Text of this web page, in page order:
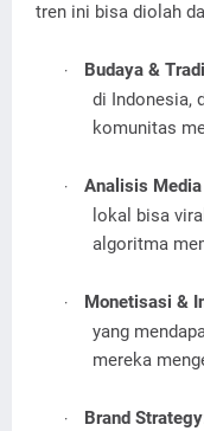
tren ini bisa diolah
· Budaya &
di Indonesia,
komunitas
· Analisis Media
lokal bisa
algoritma
· Monetisasi &
yang
mereka
· Brand Strategy